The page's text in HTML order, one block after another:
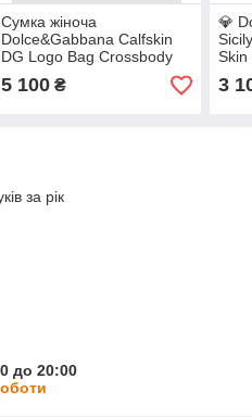
Сумка жіноча
Dolce&Gabbana Calfskin
DG Logo Bag Crossbody
Bag Black 21 х 16.5 х 8 см
преміум якість
5 100₴
💎
Skin
3
за рік
до 20:00